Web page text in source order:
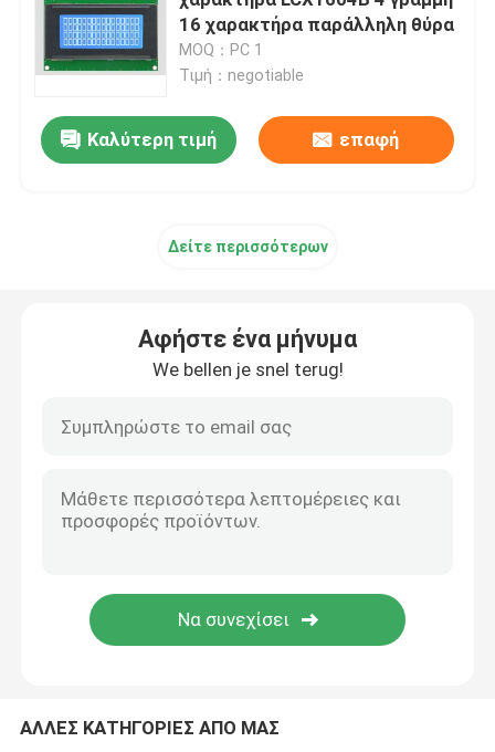
Επίδειξη χρώματος LCD TFT
Ενότητα επίδειξης TFT LCD
Όργανο ελέγχου TFT LCD
Γραφική ενότητα επίδειξης LCD
16 χαρακτήρα παράλληλη θύρα
MOQ：PC 1
Τιμή：negotiable
Καλύτερη τιμή επαφή
Δείτε περισσότερων
Αφήστε ένα μήνυμα
We bellen je snel terug!
ΑΛΛΕΣ ΚΑΤΗΓΟΡΙΕΣ ΑΠΟ ΜΑΣ